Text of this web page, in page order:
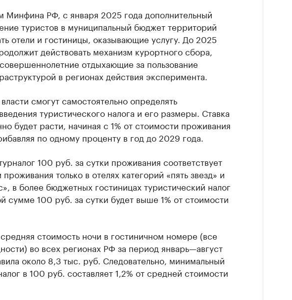
Минфина РФ, с января 2025 года дополнительный
туристов в муниципальный бюджет территорий
отели и гостиницы, оказывающие услугу. До 2025
действовать механизм курортного сбора,
отдыхающие за пользование
в регионах действия эксперимента.
смогут самостоятельно определять
туристического налога и его размеры. Ставка
будет расти, начиная с 1% от стоимости проживания
по одному проценту в год до 2029 года.
100 руб. за сутки проживания соответствует
только в отелях категорий «пять звезд» и
в более бюджетных гостиницах туристический налог
сумме 100 руб. за сутки будет выше 1% от стоимости
стоимость ночи в гостиничном номере (все
во всех регионах РФ за период январь—август
около 8,3 тыс. руб. Следовательно, минимальный
в 100 руб. составляет 1,2% от средней стоимости